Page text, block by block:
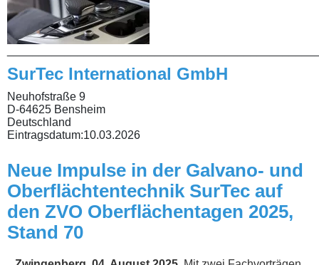
SurTec International GmbH
Neuhofstraße 9
D-64625 Bensheim
Deutschland
Eintragsdatum:10.03.2026
Neue Impulse in der Galvano- und
Oberflächtentechnik SurTec auf
den ZVO Oberflächentagen 2025,
Stand 70